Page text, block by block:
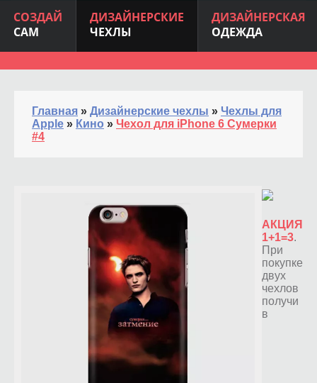
СОЗДАЙ
САМ
ДИЗАЙНЕРСКИЕ
ЧЕХЛЫ
ДИЗАЙНЕРСКАЯ
ОДЕЖДА
Главная » Дизайнерские чехлы » Чехлы для
Apple » Кино » Чехол для iPhone 6 Сумерки
#4
АКЦИЯ
1+1=3.
При
покупке
двух
чехлов
получи
в